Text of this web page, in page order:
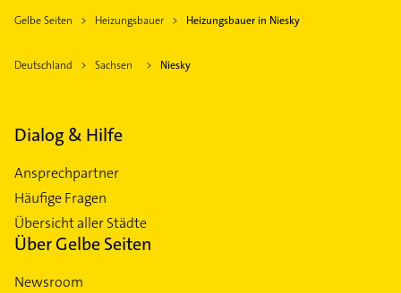
Gelbe Seiten Heizungsbauer Heizungsbauer in Niesky
Deutschland Sachsen Niesky
Dialog & Hilfe
Ansprechpartner
Häufige Fragen
Übersicht aller Städte
Über Gelbe Seiten
Newsroom